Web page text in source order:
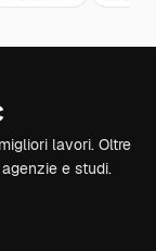
lavori. Oltre
e studi.